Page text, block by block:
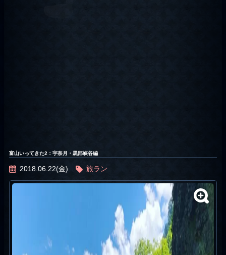
富山いってきた2：宇奈月・黒部峡谷編
2018.06.22(金) 旅ラン